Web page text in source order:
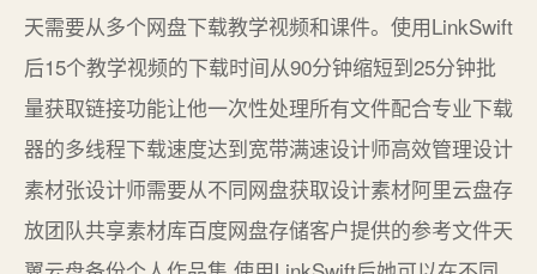
天需要从多个网盘下载教学视频和课件。使用LinkSwift
后15个教学视频的下载时间从90分钟缩短到25分钟批
量获取链接功能让他一次性处理所有文件配合专业下载
器的多线程下载速度达到宽带满速设计师高效管理设计
素材张设计师需要从不同网盘获取设计素材阿里云盘存
放团队共享素材库百度网盘存储客户提供的参考文件天